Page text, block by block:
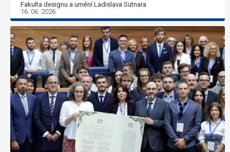
Fakulta designu a umění Ladislava Sutnara
16. 06. 2026